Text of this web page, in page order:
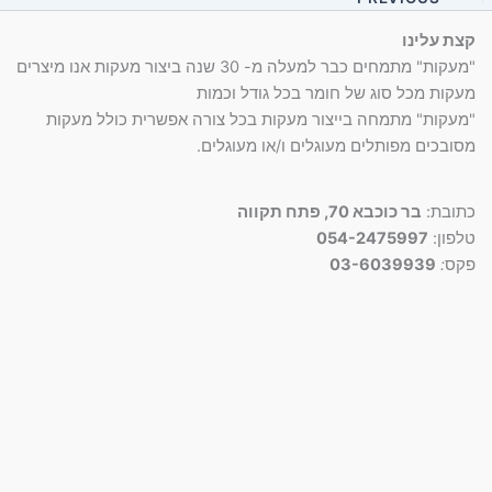
font_download סמן קישורים
לאפס
את
האפשרויות
cached
קצת עלינו
"מעקות" מתמחים כבר למעלה מ- 30 שנה ביצור מעקות אנו מיצרים
מעקות מכל סוג של חומר בכל גודל וכמות
"מעקות" מתמחה בייצור מעקות בכל צורה אפשרית כולל מעקות
מסובכים מפותלים מעוגלים ו/או מעוגלים.
כתובת: בר כוכבא 70, פתח תקווה
טלפון: 054-2475997
פקס:
03-6039939